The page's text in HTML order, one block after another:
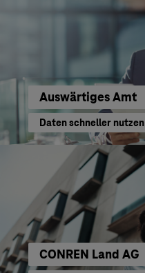
Auswärtiges Amt
Daten schneller nutzen
CONREN Land AG